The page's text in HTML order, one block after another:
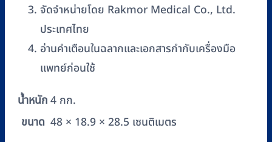
จัดจำหน่ายโดย Rakmor Medical Co., Ltd.
ประเทศไทย
อ่านคำเตือนในฉลากและเอกสารกำกับเครื่องมือ
แพทย์ก่อนใช้
น้ำหนัก4 กก.
ขนาด 48 × 18.9 × 28.5 เซนติเมตร